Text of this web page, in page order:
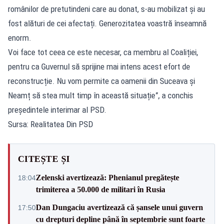
românilor de pretutindeni care au donat, s-au mobilizat și au
fost alături de cei afectați. Generozitatea voastră înseamnă
enorm.
Voi face tot ceea ce este necesar, ca membru al Coaliției,
pentru ca Guvernul să sprijine mai intens acest efort de
reconstrucție. Nu vom permite ca oamenii din Suceava și
Neamț să stea mult timp în această situație”, a conchis
președintele interimar al PSD.
Sursa: Realitatea Din PSD
CITEȘTE ȘI
18:04Zelenski avertizează: Phenianul pregătește
trimiterea a 50.000 de militari în Rusia
17:50Dan Dungaciu avertizează că șansele unui guvern
cu drepturi depline până în septembrie sunt foarte